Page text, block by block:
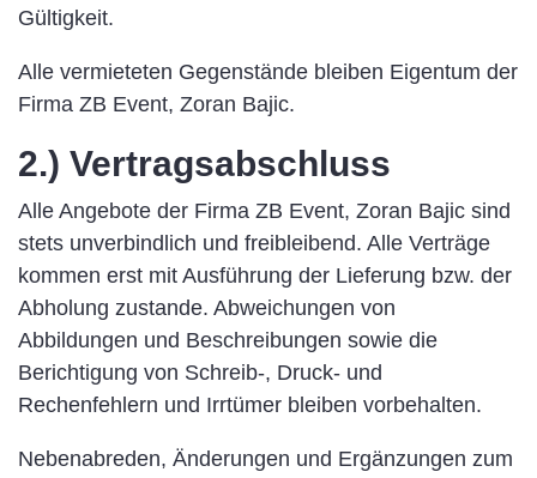
Gültigkeit.
Alle vermieteten Gegenstände bleiben Eigentum der
Firma ZB Event, Zoran Bajic.
2.) Vertragsabschluss
Alle Angebote der Firma ZB Event, Zoran Bajic sind
stets unverbindlich und freibleibend. Alle Verträge
kommen erst mit Ausführung der Lieferung bzw. der
Abholung zustande. Abweichungen von
Abbildungen und Beschreibungen sowie die
Berichtigung von Schreib-, Druck- und
Rechenfehlern und Irrtümer bleiben vorbehalten.
Nebenabreden, Änderungen und Ergänzungen zum